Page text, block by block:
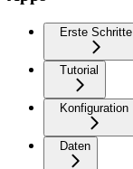
Erste Schritte
Tutorial
Konfiguration
Daten